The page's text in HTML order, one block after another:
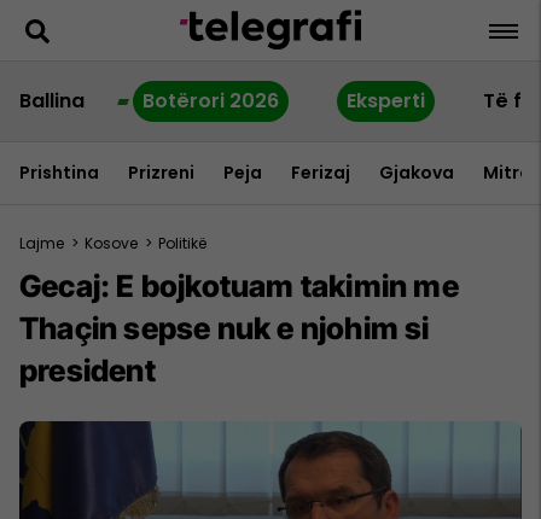
Ballina Botërori 2026 Eksperti Të
Prishtina Prizreni Peja Ferizaj Gjakova
Lajme > Kosove > Politikë
Gecaj: E bojkotuam takimin me
Thaçin sepse nuk e njohim si
president